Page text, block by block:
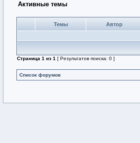
Активные темы
Темы Автор
Страница 1 из 1 [ Результатов поиска: 0 ]
Список форумов